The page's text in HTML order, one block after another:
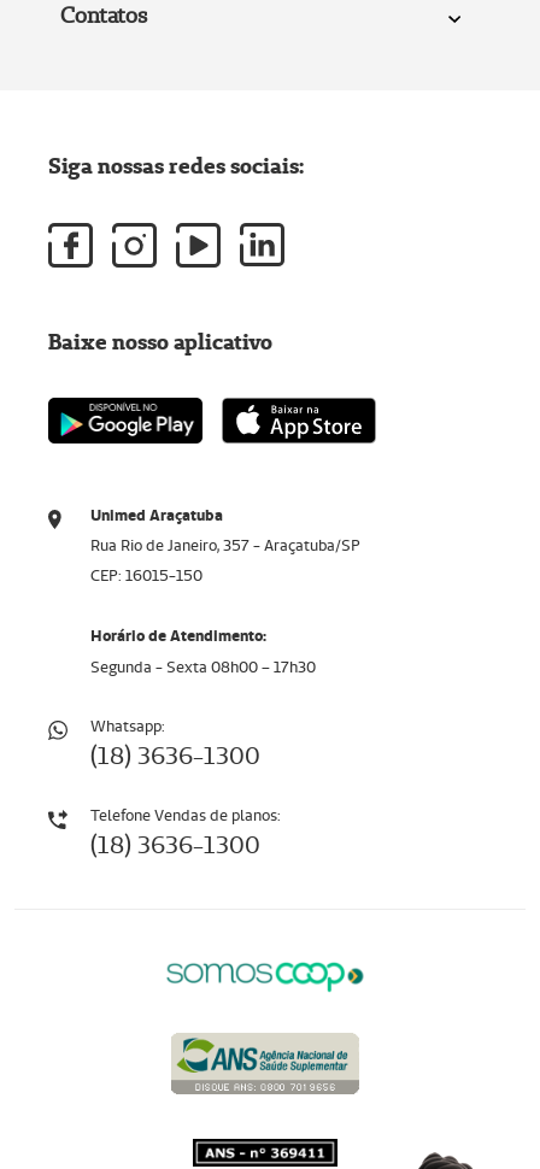
Contatos
Unimed Araçatuba
Rua Rio de Janeiro, 357 - Araçatuba/SP
CEP: 16015-150
Horário de Atendimento:
Segunda - Sexta 08h00 – 17h30
Whatsapp:
(18) 3636-1300
Telefone Vendas de planos:
(18) 3636-1300
Siga nossas redes sociais:
Baixe nosso aplicativo